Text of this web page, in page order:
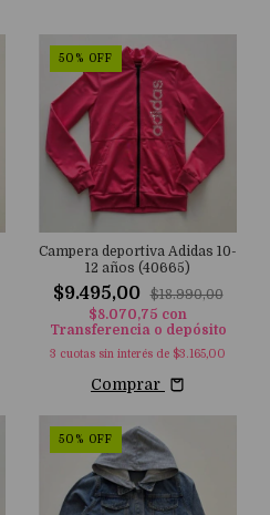
50 % OFF
Campera deportiva Adidas 10-
12 años (40665)
$9.495,00
$18.990,00
$8.070,75 con
Transferencia o depósito
3 cuotas sin interés de $3.165,00
Comprar
50 % OFF